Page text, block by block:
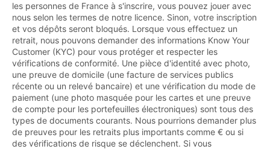
les personnes de France à s'inscrire, vous pouvez jouer avec
nous selon les termes de notre licence. Sinon, votre inscription
et vos dépôts seront bloqués. Lorsque vous effectuez un
retrait, nous pouvons demander des informations Know Your
Customer (KYC) pour vous protéger et respecter les
vérifications de conformité. Une pièce d'identité avec photo,
une preuve de domicile (une facture de services publics
récente ou un relevé bancaire) et une vérification du mode de
paiement (une photo masquée pour les cartes et une preuve
de compte pour les portefeuilles électroniques) sont tous des
types de documents courants. Nous pourrions demander plus
de preuves pour les retraits plus importants comme € ou si
des vérifications de risque se déclenchent. Si vous